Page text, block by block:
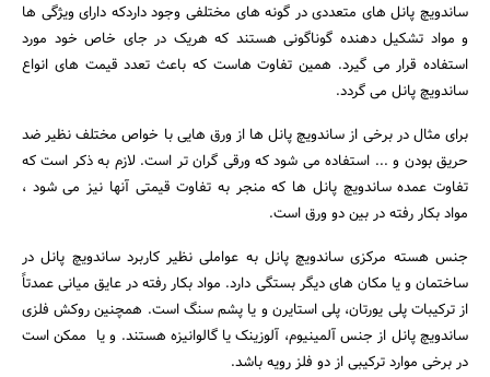
جستجو
ساندویچ پانل های متعددی در گونه های مختلفی وجود داردکه دارای ویژگی ها
و مواد تشکیل دهنده گوناگونی هستند که هریک در جای خاص خود مورد
استفاده قرار می گیرد. همین تفاوت هاست که باعث تعدد قیمت های انواع
ساندویچ پانل می گردد.
برای مثال در برخی از ساندویچ پانل ها از ورق هایی با خواص مختلف نظیر ضد
حریق بودن و ... استفاده می شود که ورقی گران تر است. لازم به ذکر است که
تفاوت عمده ساندویچ پانل ها که منجر به تفاوت قیمتی آنها نیز می شود ،
مواد بکار رفته در بین دو ورق است.
جنس هسته مرکزی ساندویچ پانل به عواملی نظیر کاربرد ساندویچ پانل در
ساختمان و یا مکان های دیگر بستگی دارد. مواد بکار رفته در عایق میانی عمدتاً
از ترکیبات پلی یورتان، پلی استایرن و یا پشم سنگ است. همچنین روکش فلزی
ساندویچ پانل از جنس آلمینیوم، آلوزینک یا گالوانیزه هستند. و یا ممکن است
در برخی موارد ترکیبی از دو فلز رویه باشد.